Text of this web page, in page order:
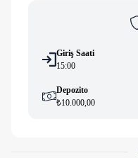
Giriş Saati
15:00
Depozito
₺10.000,00